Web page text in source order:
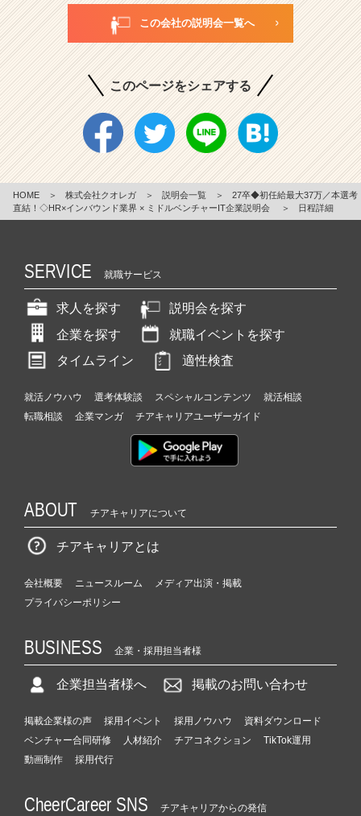
この会社の説明会一覧へ
このページをシェアする
HOME ＞ 株式会社クオレガ ＞ 説明会一覧 ＞
27卒◆初任給最大37万／本選考
直結！◇HR×インバウンド業界 × ミドルベンチャーIT企業説明会
＞ 日程詳細
SERVICE 就職サービス
求人を探す
説明会を探す
企業を探す
就職イベントを探す
タイムライン
適性検査
就活ノウハウ 選考体験談 スペシャルコンテンツ
就活相談
転職相談
企業マンガ チアキャリアユーザーガイド
ABOUT チアキャリアについて
チアキャリアとは
会社概要 ニュースルーム
メディア出演・掲載
プライバシーポリシー
BUSINESS 企業・採用担当者様
企業担当者様へ 掲載のお問い合わせ
掲載企業様の声 採用イベント 採用ノウハウ
資料ダウンロード
ベンチャー合同研修
人材紹介 チアコネクション
TikTok運用
動画制作
採用代行
CheerCareer SNS チアキャリアからの発信